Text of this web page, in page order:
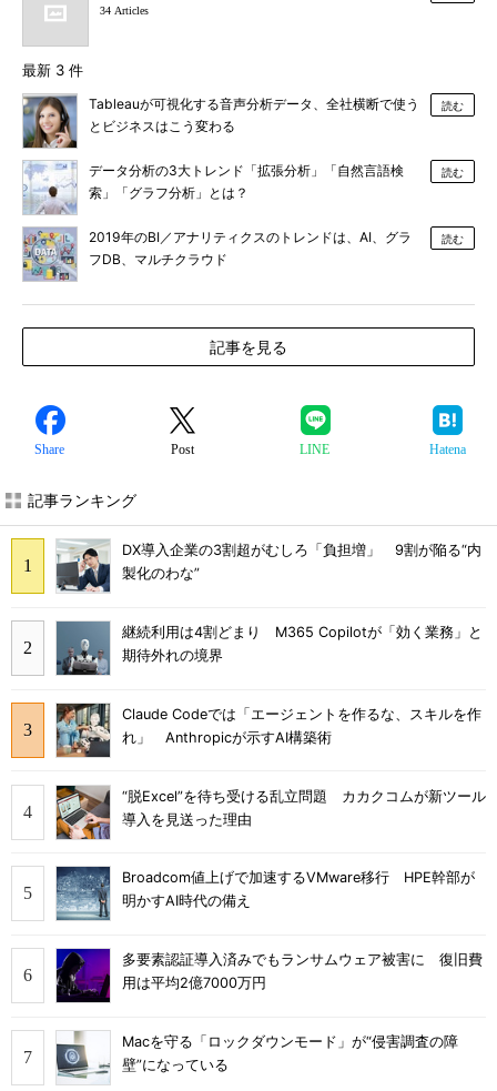
34 Articles
最新 3 件
Tableauが可視化する音声分析データ、全社横断で使う
とビジネスはこう変わる
読む
データ分析の3大トレンド「拡張分析」「自然言語検
索」「グラフ分析」とは？
読む
2019年のBI／アナリティクスのトレンドは、AI、グラ
フDB、マルチクラウド
読む
記事を見る
Share Post LINE Hatena
記事ランキング
DX導入企業の3割超がむしろ「負担増」 9割が陥る“内
製化のわな”
継続利用は4割どまり M365 Copilotが「効く業務」と
期待外れの境界
Claude Codeでは「エージェントを作るな、スキルを作
れ」 Anthropicが示すAI構築術
“脱Excel”を待ち受ける乱立問題 カカクコムが新ツール
導入を見送った理由
Broadcom値上げで加速するVMware移行 HPE幹部が
明かすAI時代の備え
多要素認証導入済みでもランサムウェア被害に 復旧費
用は平均2億7000万円
Macを守る「ロックダウンモード」が“侵害調査の障
壁”になっている